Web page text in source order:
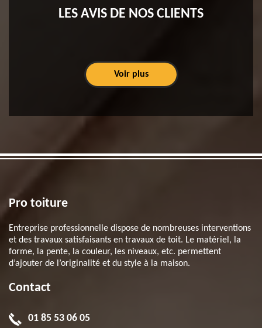
LES AVIS DE NOS CLIENTS
Voir plus
Pro toiture
Entreprise professionnelle dispose de nombreuses interventions
et des travaux satisfaisants en travaux de toit. Le matériel, la
forme, la pente, la couleur, les niveaux, etc. permettent
d’ajouter de l’originalité et du style à la maison.
Contact
01 85 53 06 05